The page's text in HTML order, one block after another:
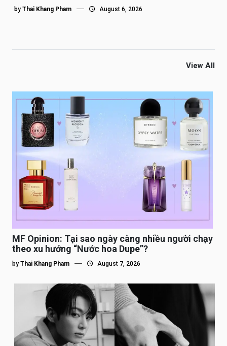
by Thai Khang Pham August 6, 2026
View All
MF Opinion: Tại sao ngày càng nhiều người chạy
theo xu hướng “Nước hoa Dupe”?
by Thai Khang Pham August 7, 2026